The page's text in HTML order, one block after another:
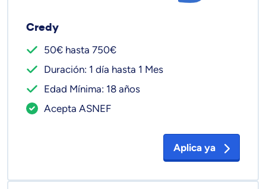
Credy
50€ hasta 750€
Duración: 1 día hasta 1 Mes
Edad Mínima: 18 años
Acepta ASNEF
Aplica ya